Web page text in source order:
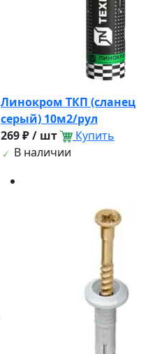
Линокром ТКП (сланец
серый) 10м2/рул
269 ₽ / шт
Купить
В наличии